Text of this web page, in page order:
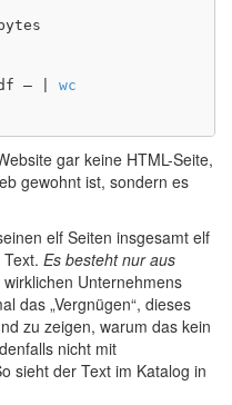
– | wc
gar keine HTML-Seite,
gewohnt ist, sondern es
elf Seiten insgesamt elf
Es besteht nur aus
Unternehmens
das „Vergnügen“, dieses
zu zeigen, warum das kein
nicht mit
sieht der Text im Katalog in